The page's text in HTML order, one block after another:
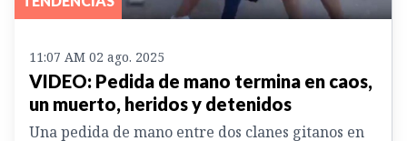
11:07 AM 02 ago. 2025
VIDEO: Pedida de mano termina en caos,
un muerto, heridos y detenidos
Una pedida de mano entre dos clanes gitanos en